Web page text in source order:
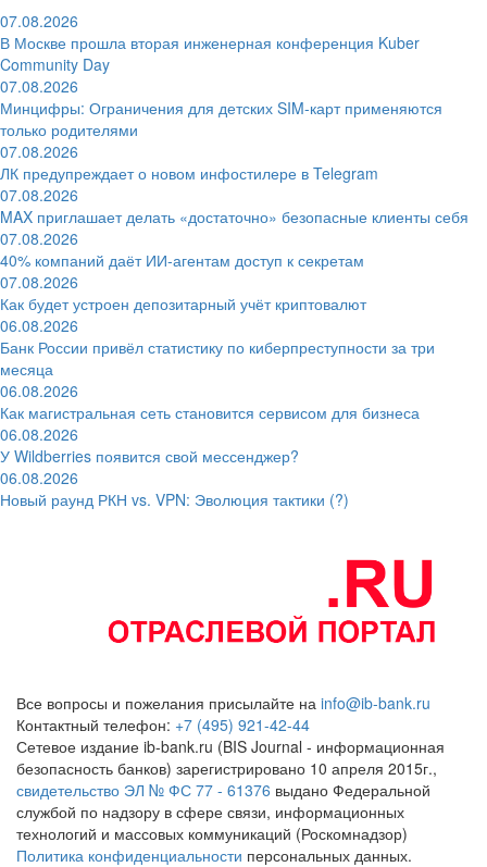
07.08.2026
В Москве прошла вторая инженерная конференция Kuber
Community Day
07.08.2026
Минцифры: Ограничения для детских SIM-карт применяются
только родителями
07.08.2026
ЛК предупреждает о новом инфостилере в Telegram
07.08.2026
MAX приглашает делать «достаточно» безопасные клиенты себя
07.08.2026
40% компаний даёт ИИ‑агентам доступ к секретам
07.08.2026
Как будет устроен депозитарный учёт криптовалют
06.08.2026
Банк России привёл статистику по киберпреступности за три
месяца
06.08.2026
Как магистральная сеть становится сервисом для бизнеса
06.08.2026
У Wildberries появится свой мессенджер?
06.08.2026
Новый раунд РКН vs. VPN: Эволюция тактики (?)
Все вопросы и пожелания присылайте на info@ib-bank.ru
Контактный телефон: +7 (495) 921-42-44
Сетевое издание ib-bank.ru (BIS Journal - информационная
безопасность банков) зарегистрировано 10 апреля 2015г.,
свидетельство ЭЛ № ФС 77 - 61376 выдано Федеральной
службой по надзору в сфере связи, информационных
технологий и массовых коммуникаций (Роскомнадзор)
Политика конфиденциальности персональных данных.